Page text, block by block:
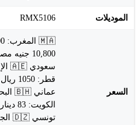
الموديلات RMX5106
السعر